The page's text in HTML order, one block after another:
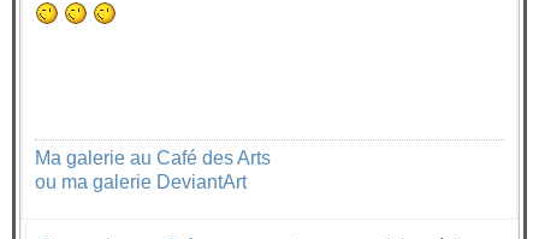
Ma galerie au Café des Arts
ou ma galerie DeviantArt